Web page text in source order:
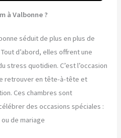
à Valbonne ?
séduit de plus en plus de
d’abord, elles offrent une
stress quotidien. C’est l’occasion
retrouver en tête-à-tête et
Ces chambres sont
des occasions spéciales :
de mariage